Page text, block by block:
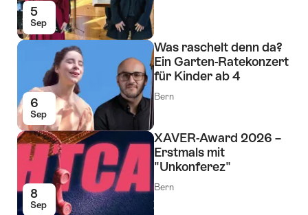
5
Sep
6
Sep
Was raschelt denn da?
Ein Garten-Ratekonzert
für Kinder ab 4
Bern
8
Sep
XAVER-Award 2026 –
Erstmals mit
"Unkonferez"
Bern